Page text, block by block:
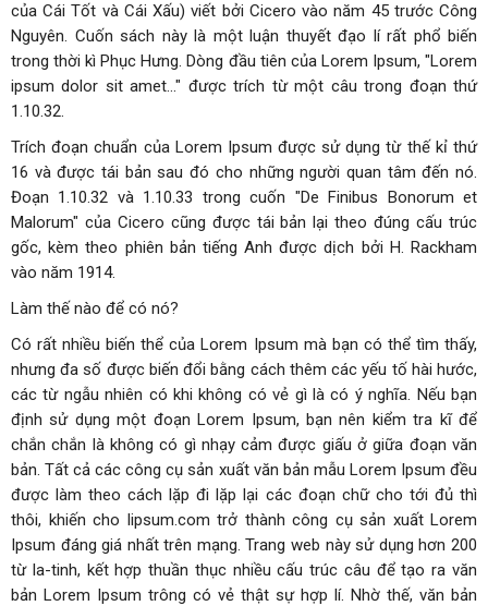
của Cái Tốt và Cái Xấu) viết bởi Cicero vào năm 45 trước Công
Nguyên. Cuốn sách này là một luận thuyết đạo lí rất phổ biến
trong thời kì Phục Hưng. Dòng đầu tiên của Lorem Ipsum, "Lorem
ipsum dolor sit amet..." được trích từ một câu trong đoạn thứ
1.10.32.
Trích đoạn chuẩn của Lorem Ipsum được sử dụng từ thế kỉ thứ
16 và được tái bản sau đó cho những người quan tâm đến nó.
Đoạn 1.10.32 và 1.10.33 trong cuốn "De Finibus Bonorum et
Malorum" của Cicero cũng được tái bản lại theo đúng cấu trúc
gốc, kèm theo phiên bản tiếng Anh được dịch bởi H. Rackham
vào năm 1914.
Làm thế nào để có nó?
Có rất nhiều biến thể của Lorem Ipsum mà bạn có thể tìm thấy,
nhưng đa số được biến đổi bằng cách thêm các yếu tố hài hước,
các từ ngẫu nhiên có khi không có vẻ gì là có ý nghĩa. Nếu bạn
định sử dụng một đoạn Lorem Ipsum, bạn nên kiểm tra kĩ để
chắn chắn là không có gì nhạy cảm được giấu ở giữa đoạn văn
bản. Tất cả các công cụ sản xuất văn bản mẫu Lorem Ipsum đều
được làm theo cách lặp đi lặp lại các đoạn chữ cho tới đủ thì
thôi, khiến cho lipsum.com trở thành công cụ sản xuất Lorem
Ipsum đáng giá nhất trên mạng. Trang web này sử dụng hơn 200
từ la-tinh, kết hợp thuần thục nhiều cấu trúc câu để tạo ra văn
bản Lorem Ipsum trông có vẻ thật sự hợp lí. Nhờ thế, văn bản